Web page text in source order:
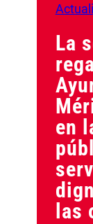
La
en
las